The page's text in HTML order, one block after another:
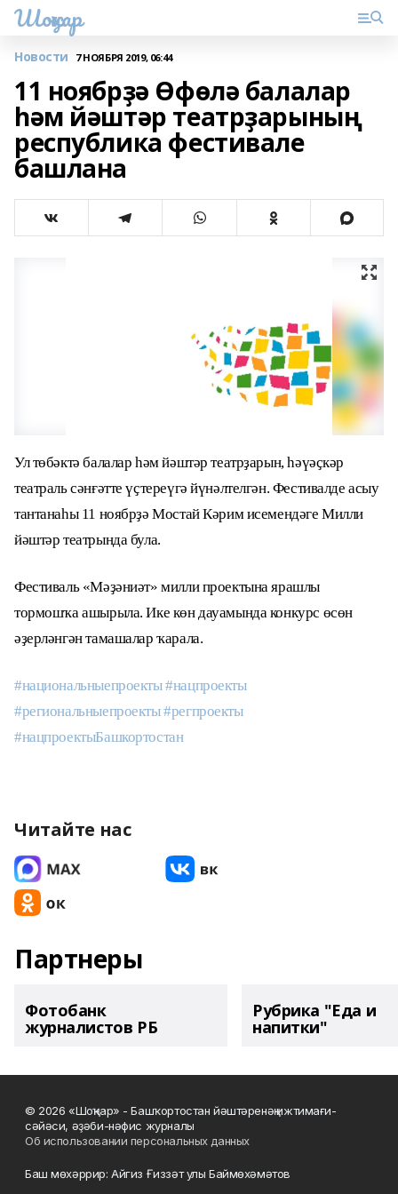
Шоңҡар
Новости 7 НОЯБРЯ 2019, 06:44
11 ноябрҙә Өфөлә балалар
һәм йәштәр театрҙарының
республика фестивале
башлана
Ул төбәктә балалар һәм йәштәр театрҙарын, һәүәҫкәр
театраль сәнғәтте үҫтереүгә йүнәлтелгән. Фестивалде асыу
тантанаһы 11 ноябрҙә Мостай Кәрим исемендәге Милли
йәштәр театрында була.
Фестиваль «Мәҙәниәт» милли проектына ярашлы
тормошҡа ашырыла. Ике көн дауамында конкурс өсөн
әҙерләнгән тамашалар ҡарала.
#национальныепроекты#нацпроекты
#региональныепроекты#регпроекты
#нацпроектыБашкортостан
Читайте нас
Партнеры
Фотобанк
журналистов РБ
Рубрика "Еда и
напитки"
© 2026 «Шоңҡар» - Башҡортостан йәштәренәң ижтимағи-
сәйәси, әҙәби-нәфис журналы
Об использовании персональных данных
Баш мөхәррир: Айгиз Ғиззәт улы Баймөхәмәтов